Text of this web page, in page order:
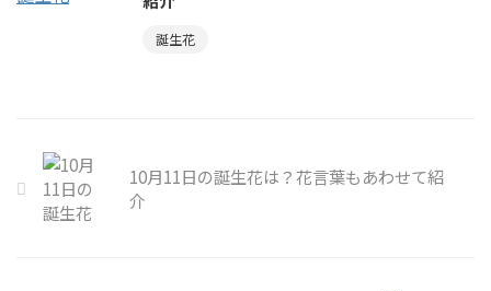
誕生花
10月11日の誕生花は？花言葉もあわせて紹
介